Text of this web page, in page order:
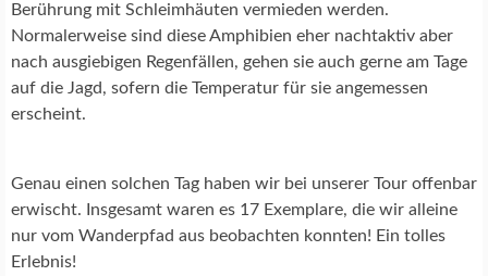
Berührung mit Schleimhäuten vermieden werden.
Normalerweise sind diese Amphibien eher nachtaktiv aber
nach ausgiebigen Regenfällen, gehen sie auch gerne am Tage
auf die Jagd, sofern die Temperatur für sie angemessen
erscheint.
Genau einen solchen Tag haben wir bei unserer Tour offenbar
erwischt. Insgesamt waren es 17 Exemplare, die wir alleine
nur vom Wanderpfad aus beobachten konnten! Ein tolles
Erlebnis!